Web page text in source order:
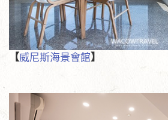
【威尼斯海景會館】